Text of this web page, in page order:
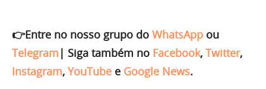
👉Entre no nosso grupo do WhatsApp ou
Telegram | Siga também no Facebook, Twitter,
Instagram, YouTube e Google News.